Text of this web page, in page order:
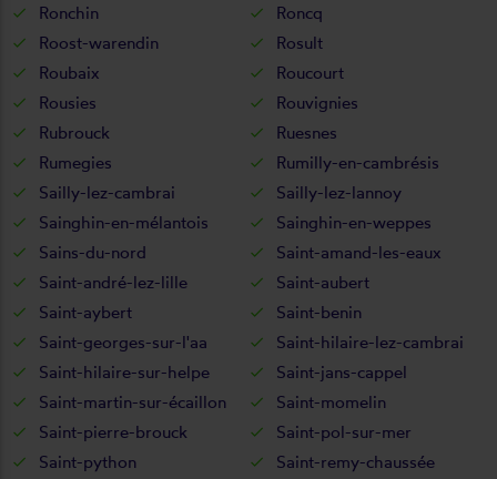
Ronchin
Roncq
Roost-warendin
Rosult
Roubaix
Roucourt
Rousies
Rouvignies
Rubrouck
Ruesnes
Rumegies
Rumilly-en-cambrésis
Sailly-lez-cambrai
Sailly-lez-lannoy
Sainghin-en-mélantois
Sainghin-en-weppes
Sains-du-nord
Saint-amand-les-eaux
Saint-andré-lez-lille
Saint-aubert
Saint-aybert
Saint-benin
Saint-georges-sur-l'aa
Saint-hilaire-lez-cambrai
Saint-hilaire-sur-helpe
Saint-jans-cappel
Saint-martin-sur-écaillon
Saint-momelin
Saint-pierre-brouck
Saint-pol-sur-mer
Saint-python
Saint-remy-chaussée